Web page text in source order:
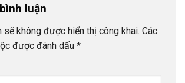
luận
sẽ không được hiển thị công khai. Các
được đánh dấu *